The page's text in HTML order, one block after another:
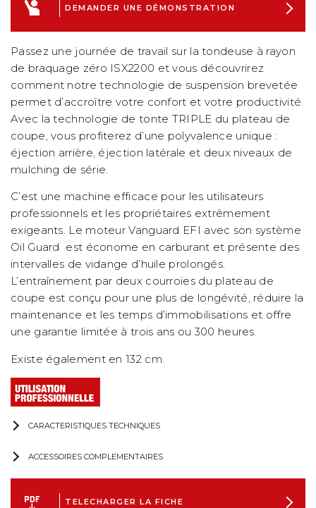
DEMANDER UNE DÉMONSTRATION
Passez une journée de travail sur la tondeuse à rayon
de braquage zéro ISX2200 et vous découvrirez
comment notre technologie de suspension brevetée
permet d’accroître votre confort et votre productivité.
Avec la technologie de tonte TRIPLE du plateau de
coupe, vous profiterez d’une polyvalence unique :
éjection arrière, éjection latérale et deux niveaux de
mulching de série.
C’est une machine efficace pour les utilisateurs
professionnels et les propriétaires extrêmement
exigeants. Le moteur Vanguard EFI avec son système
Oil Guard est économe en carburant et présente des
intervalles de vidange d’huile prolongés.
L’entraînement par deux courroies du plateau de
coupe est conçu pour une plus de longévité, réduire la
maintenance et les temps d’immobilisations et offre
une garantie limitée à trois ans ou 300 heures.
Existe également en 132 cm.
CARACTERISTIQUES TECHNIQUES
ACCESSOIRES COMPLEMENTAIRES
TELECHARGER LA FICHE